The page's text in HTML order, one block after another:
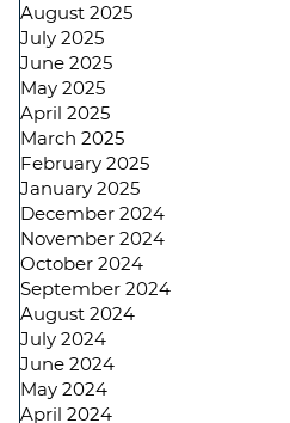
August 2025
July 2025
June 2025
May 2025
April 2025
March 2025
February 2025
January 2025
December 2024
November 2024
October 2024
September 2024
August 2024
July 2024
June 2024
May 2024
April 2024